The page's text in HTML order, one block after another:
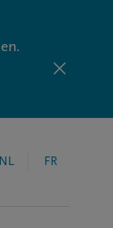
NL FR